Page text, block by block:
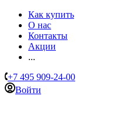
Как купить
О нас
Контакты
Акции
...
+7 495 909-24-00
Войти